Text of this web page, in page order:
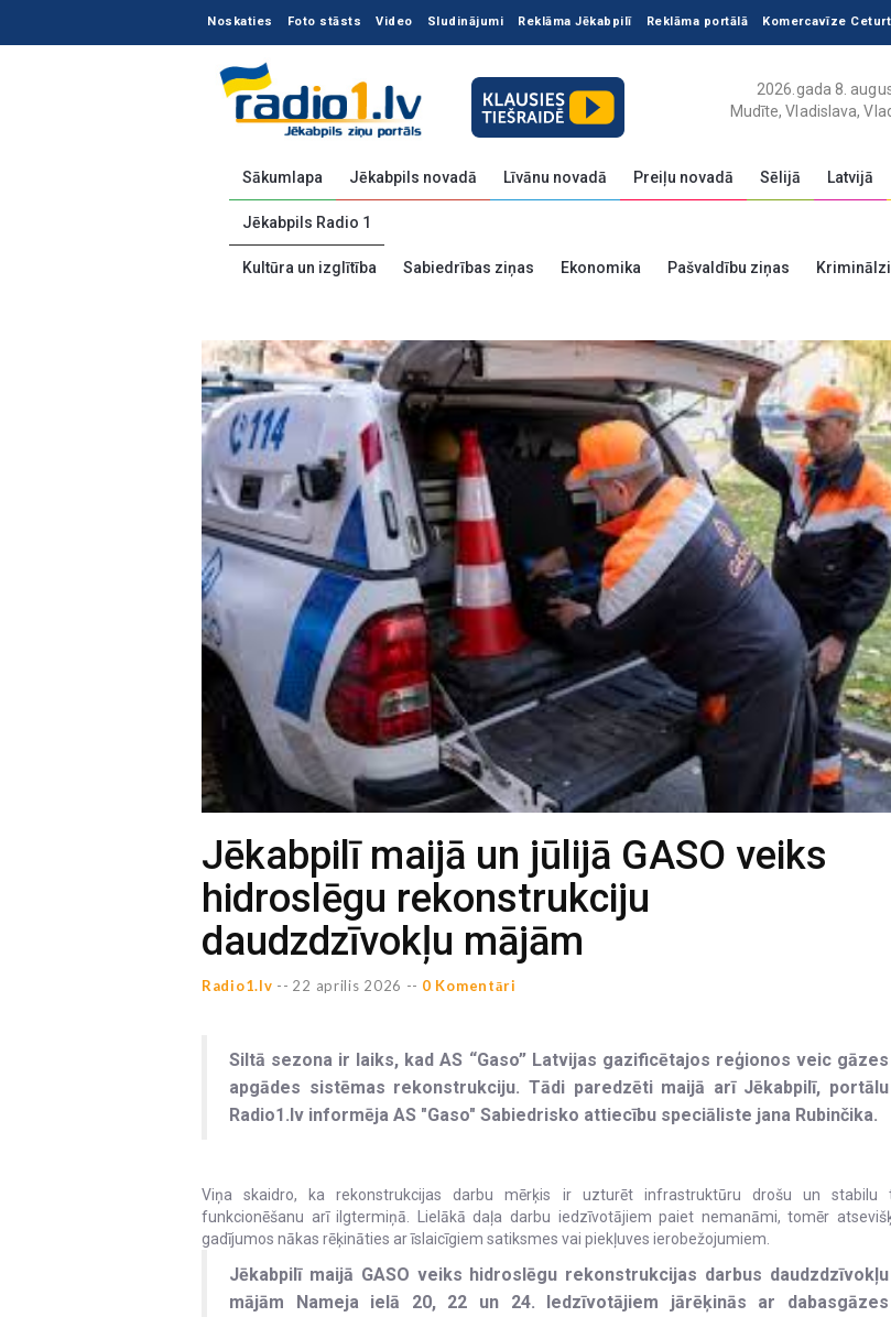
Noskaties Foto stāsts Video Sludinājumi Reklāma Jēkabpilī Reklāma portālā Komercavīze
2026.gada 8.
Mudīte, Vladislava,
Sākumlapa Jēkabpils novadā Līvānu novadā Preiļu novadā Sēlijā Latvijā
Jēkabpils Radio 1
Kultūra un izglītība Sabiedrības ziņas Ekonomika Pašvaldību ziņas
Jēkabpilī maijā un jūlijā GASO veiks
hidroslēgu rekonstrukciju
daudzdzīvokļu mājām
Radio1.lv -- 22 aprilis 2026 -- 0 Komentāri
Siltā sezona ir laiks, kad AS “Gaso” Latvijas gazificētajos reģionos veic gāzes
apgādes sistēmas rekonstrukciju. Tādi paredzēti maijā arī Jēkabpilī, portālu
Radio1.lv informēja AS "Gaso" Sabiedrisko attiecību speciāliste jana Rubinčika.
Viņa skaidro, ka rekonstrukcijas darbu mērķis ir uzturēt infrastruktūru drošu un stabilu
funkcionēšanu arī ilgtermiņā. Lielākā daļa darbu iedzīvotājiem paiet nemanāmi, tomēr
gadījumos nākas rēķināties ar īslaicīgiem satiksmes vai piekļuves ierobežojumiem.
Jēkabpilī maijā GASO veiks hidroslēgu rekonstrukcijas darbus daudzdzīvokļu
mājām Nameja ielā 20, 22 un 24. Iedzīvotājiem jārēķinās ar dabasgāzes